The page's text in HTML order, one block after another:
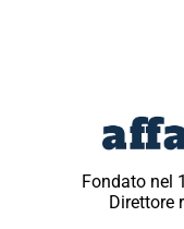
Fondato nel
Direttore